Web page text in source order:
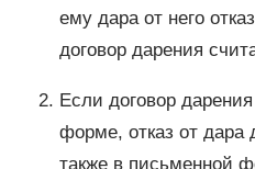
ему дара от него
договор дарения
Если договор
форме, отказ от
также в письменной